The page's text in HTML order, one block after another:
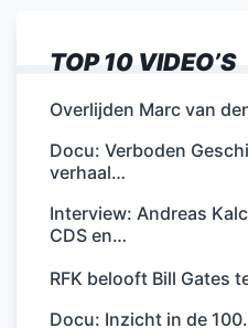
TOP 10 VIDEO’S
Overlijden Marc van
Docu: Verboden
verhaal…
Interview: Andreas
CDS en…
RFK belooft Bill Gates
Docu: Inzicht in de